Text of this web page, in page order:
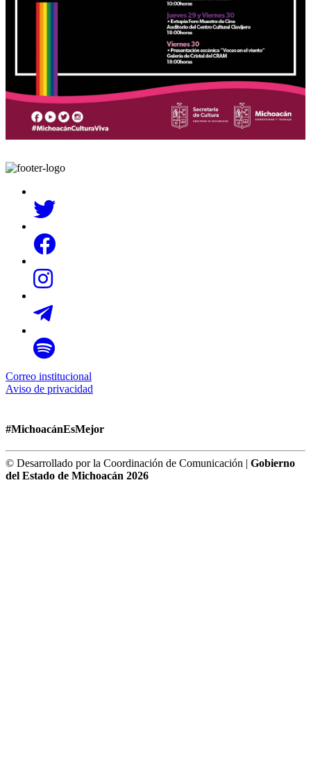
Correo institucional
Aviso de privacidad
#MichoacánEsMejor
© Desarrollado por la Coordinación de Comunicación | Gobierno
del Estado de Michoacán 2026